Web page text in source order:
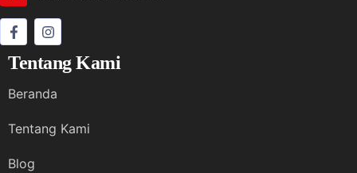
Tentang Kami
Beranda
Tentang Kami
Blog